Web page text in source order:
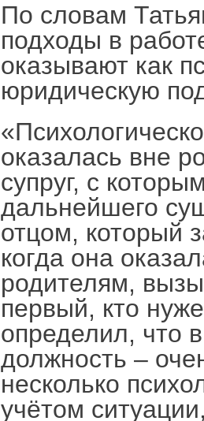
По словам
подходы в
оказывают как
юридическую
оказалась вне
супруг, с
дальнейшего
отцом, который
когда она
родителям,
первый, кто
определил, что
должность –
несколько
учётом